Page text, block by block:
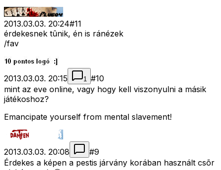
2013.03.03. 20:24#11
érdekesnek tûnik, én is ránézek
/fav
2013.03.03. 20:15 1 #10
mint az eve online, vagy hogy kell viszonyulni a másik
játékoshoz?
Emancipate yourself from mental slavement!
2013.03.03. 20:08 #9
Érdekes a képen a pestis járvány korában használt csõr